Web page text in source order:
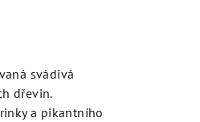
svádivá
dřevin.
a pikantního